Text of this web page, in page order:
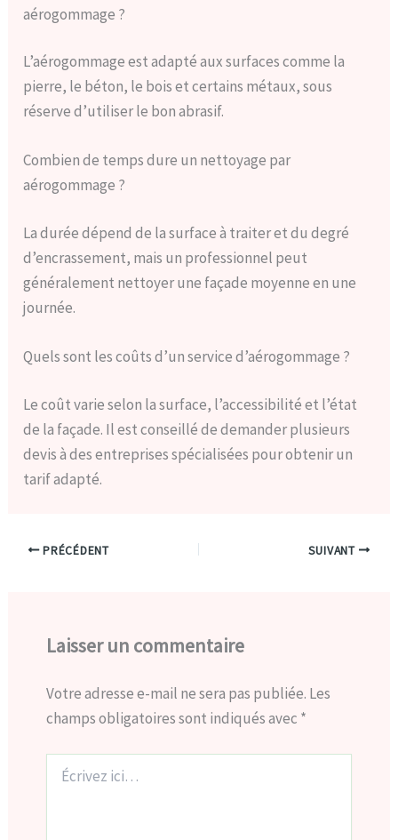
aérogommage ?
L’aérogommage est adapté aux surfaces comme la
pierre, le béton, le bois et certains métaux, sous
réserve d’utiliser le bon abrasif.
Combien de temps dure un nettoyage par
aérogommage ?
La durée dépend de la surface à traiter et du degré
d’encrassement, mais un professionnel peut
généralement nettoyer une façade moyenne en une
journée.
Quels sont les coûts d’un service d’aérogommage ?
Le coût varie selon la surface, l’accessibilité et l’état
de la façade. Il est conseillé de demander plusieurs
devis à des entreprises spécialisées pour obtenir un
tarif adapté.
PRÉCÉDENT SUIVANT
Laisser un commentaire
Votre adresse e-mail ne sera pas publiée. Les
champs obligatoires sont indiqués avec *
ici…